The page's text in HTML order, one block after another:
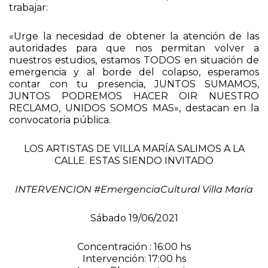
trabajar:
«Urge la necesidad de obtener la atención de las
autoridades para que nos permitan volver a
nuestros estudios, estamos TODOS en situación de
emergencia y al borde del colapso, esperamos
contar con tu presencia, JUNTOS SUMAMOS,
JUNTOS PODREMOS HACER OIR NUESTRO
RECLAMO, UNIDOS SOMOS MAS», destacan en la
convocatoria pública.
LOS ARTISTAS DE VILLA MARÍA SALIMOS A LA
CALLE. ESTAS SIENDO INVITADO
INTERVENCION #EmergenciaCultural Villa María
Sábado 19/06/2021
Concentración : 16:00 hs
Intervención: 17:00 hs